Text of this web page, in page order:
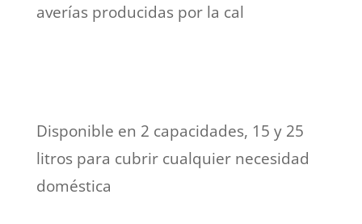
averías producidas por la cal
Disponible en 2 capacidades, 15 y 25
litros para cubrir cualquier necesidad
doméstica